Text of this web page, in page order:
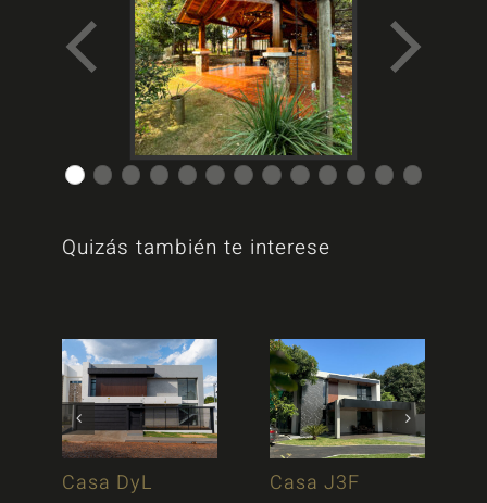
Quizás también te interese
Casa DyL Casa J3F